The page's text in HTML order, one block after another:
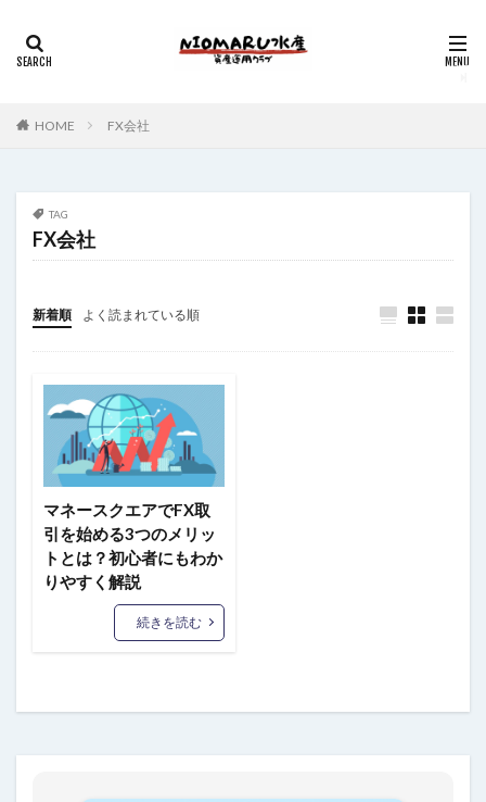
HOME FX会社
TAG
FX会社
新着順 よく読まれている順
マネースクエアでFX取
引を始める3つのメリッ
トとは？初心者にもわか
りやすく解説
続きを読む